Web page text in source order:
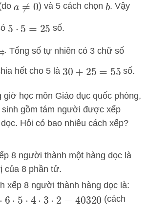
a ≠0 ) và 5 cách chọn b. Vậy
5 ⋅5= 25 số.
Tổng số tự nhiên có 3 chữ số
hết cho 5 là 30 +25= 55 số.
giờ học môn Giáo dục quốc phòng,
sinh gồm tám người được xếp
Hỏi có bao nhiêu cách xếp?
8 người thành một hàng dọc là
của 8 phần tử.
xếp 8 người thành hàng dọc là:
5⋅4 ⋅3 ⋅ 2=40320 (cách